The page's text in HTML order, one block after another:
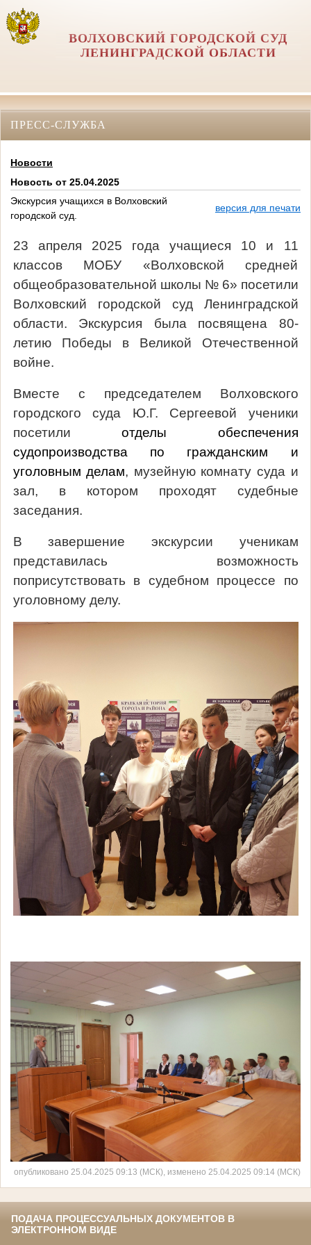
ВОЛХОВСКИЙ ГОРОДСКОЙ СУД
ЛЕНИНГРАДСКОЙ ОБЛАСТИ
ПРЕСС-СЛУЖБА
Новости
Новость от 25.04.2025
Экскурсия учащихся в Волховский
городской суд.
версия для печати
23 апреля 2025 годаучащиеся 10 и 11
классов МОБУ «Волховской средней
общеобразовательной школы № 6» посетили
Волховский городской суд Ленинградской
области. Экскурсия была посвящена 80-
летию Победы в Великой Отечественной
войне.
Вместе с председателем Волховского
городского суда Ю.Г. Сергеевой ученики
посетили отделы обеспечения
судопроизводства по гражданским и
уголовным делам, музейную комнату суда и
зал, в котором проходят судебные
заседания.
В завершение экскурсии ученикам
представилась возможность
поприсутствовать в судебном процессе по
уголовному делу.
опубликовано 25.04.2025 09:13 (МСК), изменено 25.04.2025 09:14 (МСК)
ПОДАЧА ПРОЦЕССУАЛЬНЫХ ДОКУМЕНТОВ В
ЭЛЕКТРОННОМ ВИДЕ